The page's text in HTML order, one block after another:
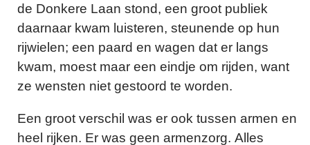
de Donkere Laan stond, een groot publiek
daarnaar kwam luisteren, steunende op hun
rijwielen; een paard en wagen dat er langs
kwam, moest maar een eindje om rijden, want
ze wensten niet gestoord te worden.
Een groot verschil was er ook tussen armen en
heel rijken. Er was geen armenzorg. Alles